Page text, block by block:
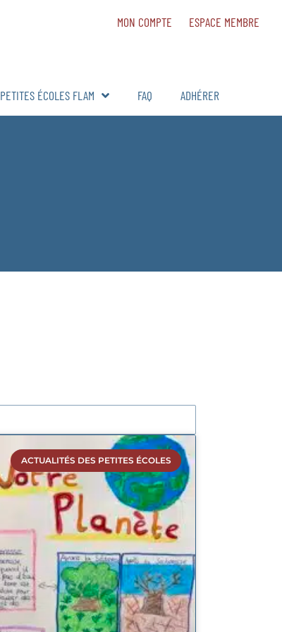
MON COMPTE ESPACE MEMBRE
PETITES ÉCOLES FLAM FAQ ADHÉRER
ACTUALITÉS DES PETITES ÉCOLES